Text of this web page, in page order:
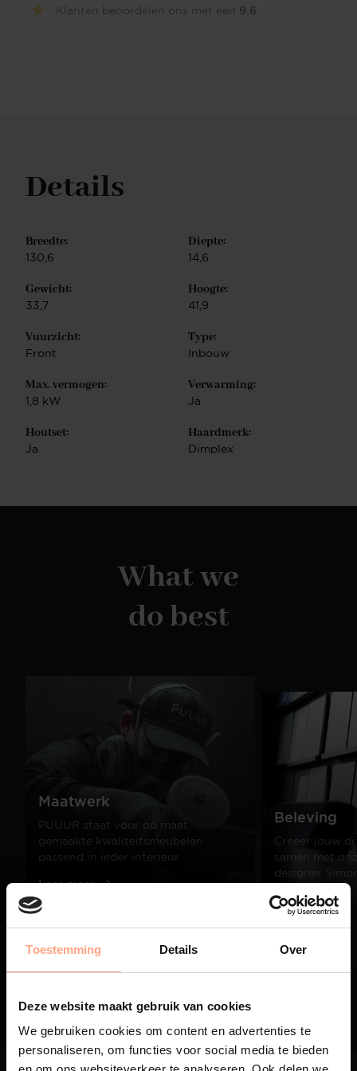
Toestemming Details Over
Deze website maakt gebruik van cookies
We gebruiken cookies om content en advertenties te
personaliseren, om functies voor social media te bieden
kWwarmte afgeven. Hiermee onderscheidt deze
Klanten beoordelen ons met een 9.6
Details
Breedte:
130,6
Diepte:
14,6
Gewicht:
33,7
Hoogte:
41,9
Vuurzicht:
Front
Type:
Inbouw
Max. vermogen:
1,8 kW
Verwarming:
Ja
Houtset:
Ja
Haardmerk:
Dimplex
What we
do best
01
Maatwerk
PUUUR staat voor op maat
gemaakte kwaliteitsmeubelen
passend in ieder interieur.
Lees meer
Beleving
Creëer jouw
samen met
designer
Lees meer